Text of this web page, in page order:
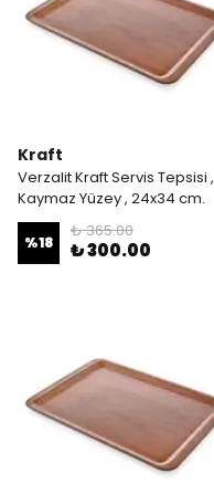
Kraft
Verzalit Kraft Servis Tepsisi ,
Kaymaz Yüzey , 24x34 cm.
%18
₺ 365.00
₺ 300.00